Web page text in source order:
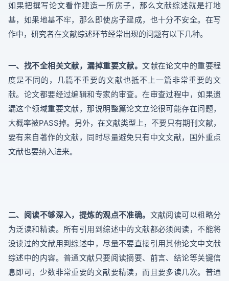
如果把撰写论文看作建造一所房子，那么文献综述就是打地
基，如果地基不牢，那么即使房子建成，也十分不安全。在写
作中，研究者在文献综述环节经常出现的问题有以下几种。
一、找不全相关文献，漏掉重要文献。文献在论文中的重要程
度是不同的，几篇不重要的文献也抵不上一篇非常重要的文
献。论文都要经过编辑和专家的审查。在审查过程中，如果遗
漏这个领域重要文献，那说明整篇论文立论很可能存在问题，
大概率被PASS掉。另外，在文献类型上，不要只有期刊文献，
要有来自著作的文献，同时尽量避免只有中文文献，国外重点
文献也要纳入进来。
二、阅读不够深入，提炼的观点不准确。 文献阅读可以粗略分
为泛读和精读。所有引用到综述中的文献都必须阅读，不能将
没读过的文献用到综述中，尽量不要直接引用其他论文中文献
综述中的内容。普通文献只要阅读摘要、前言、结论等关键信
息即可，少数非常重要的文献要精读，而且要多读几次。普通